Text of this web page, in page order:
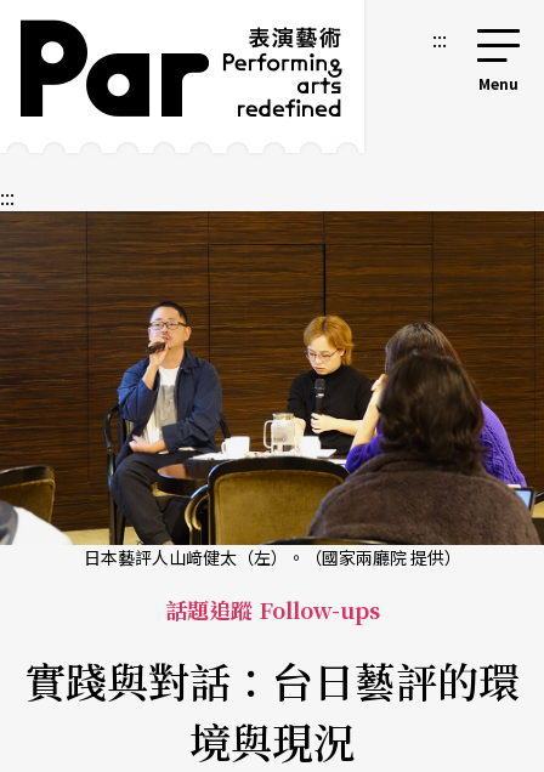
跳到主要內容區塊
網站導覽 :::
:::
日本藝評人山﨑健太（左）。（國家兩廳院 提供）
話題追蹤 Follow-ups
實踐與對話：台日藝評的環
境與現況